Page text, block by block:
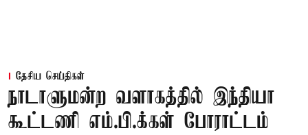
தேசிய செய்திகள்
நாடாளுமன்ற வளாகத்தில் இந்தியா
கூட்டணி எம்.பி.க்கள் போராட்டம்